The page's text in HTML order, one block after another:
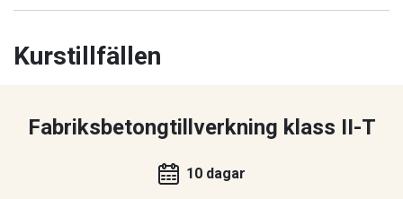
Kurstillfällen
Fabriksbetongtillverkning klass II-T
10 dagar